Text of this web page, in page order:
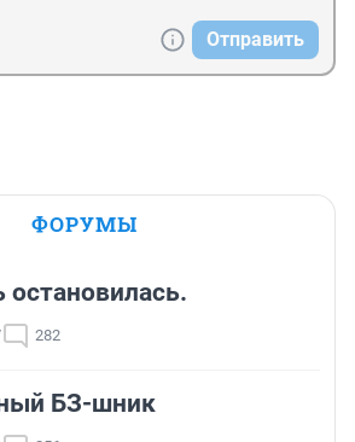
Отправить
ФОРУМЫ
282
БЗ-шник